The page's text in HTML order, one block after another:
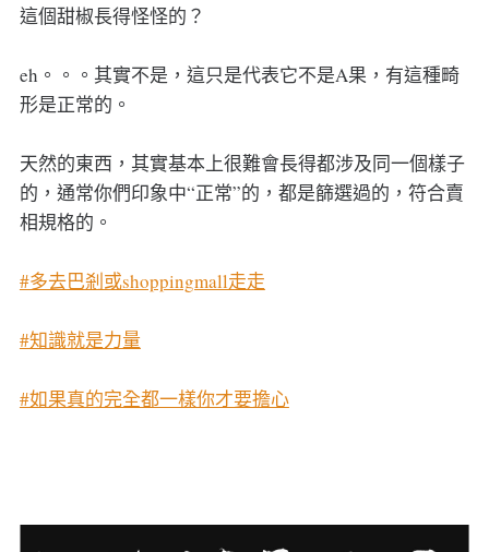
這個甜椒長得怪怪的？
eh。。。其實不是，這只是代表它不是A果，有這種畸
形是正常的。
天然的東西，其實基本上很難會長得都涉及同一個樣子
的，通常你們印象中“正常”的，都是篩選過的，符合賣
相規格的。
#多去巴剎或shoppingmall走走
#知識就是力量
#如果真的完全都一樣你才要擔心